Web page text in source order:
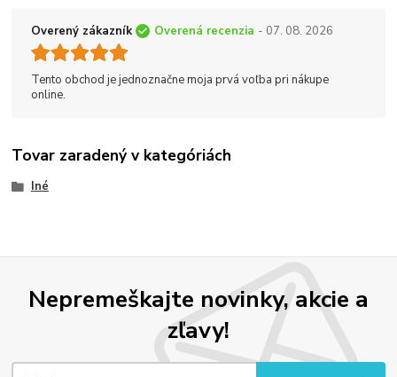
Overený zákazník Overená recenzia - 07. 08. 2026
Tento obchod je jednoznačne moja prvá voľba pri nákupe
online.
Tovar zaradený v kategóriách
Iné
Nepremeškajte novinky, akcie a
zľavy!